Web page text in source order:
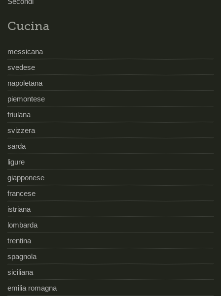
Cucina
messicana
svedese
napoletana
piemontese
friulana
svizzera
sarda
ligure
giapponese
francese
istriana
lombarda
trentina
spagnola
siciliana
emilia romagna